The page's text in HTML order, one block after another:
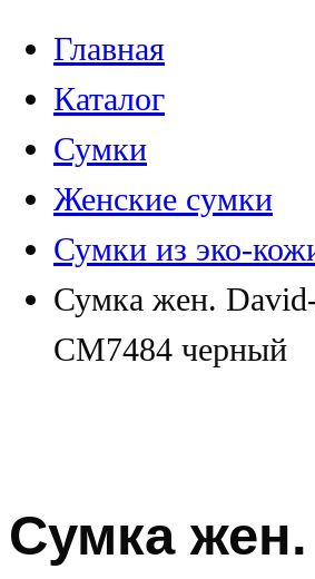
Главная
Каталог
Сумки
Женские сумки
Сумки из эко-
Сумка жен.
CM7484 черный
Сумка